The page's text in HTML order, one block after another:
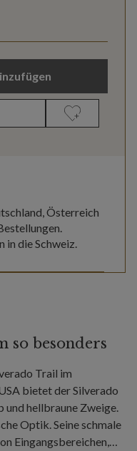
Österreich
in die Schweiz.
so besonders
Trail im
bietet der Silverado
und hellbraune Zweige.
Optik. Seine schmale
Eingangsbereichen,